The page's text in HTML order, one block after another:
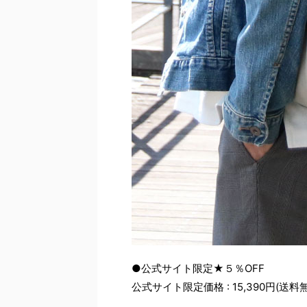
●公式サイト限定★５％OFF
公式サイト限定価格 : 15,390円(送料